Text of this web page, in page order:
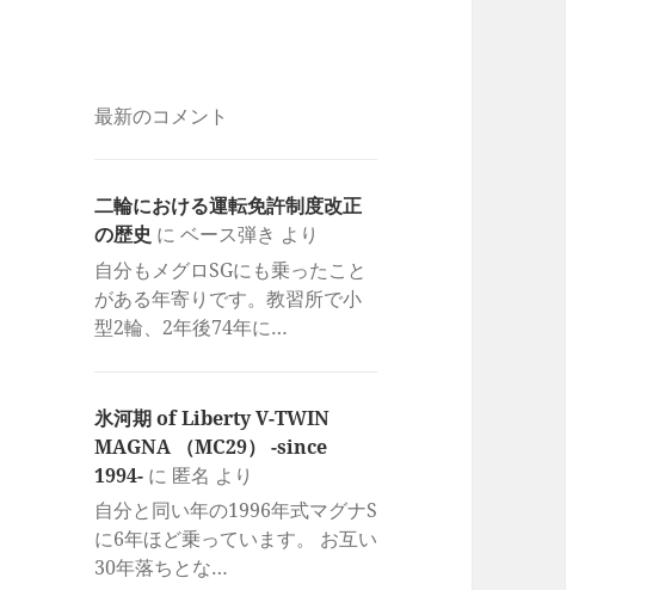
最新のコメント
二輪における運転免許制度改正
の歴史 にベース弾き より
自分もメグロSGにも乗ったこと
がある年寄りです。教習所で小
型2輪、2年後74年に…
氷河期 of Liberty V-TWIN
MAGNA （MC29） -since
1994- に 匿名 より
自分と同い年の1996年式マグナS
に6年ほど乗っています。 お互い
30年落ちとな…